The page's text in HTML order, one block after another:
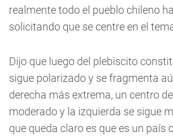
realmente todo el pueblo chileno
solicitando que se centre en el
Dijo que luego del plebiscito
sigue polarizado y se fragmenta
derecha más extrema, un centro
moderado y la izquierda se sigue
que queda claro es que es un país